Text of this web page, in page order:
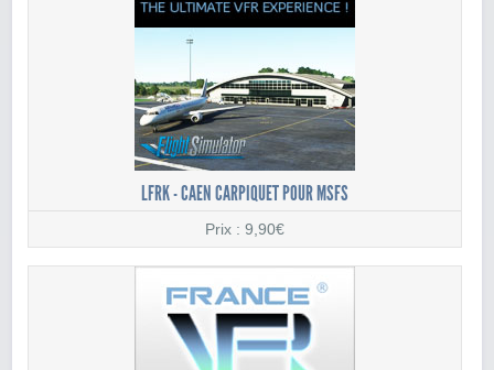
LFRK - CAEN CARPIQUET POUR MSFS
Prix : 9,90€